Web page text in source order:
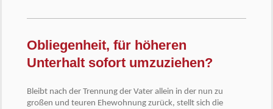
Obliegenheit, für höheren
Unterhalt sofort umzuziehen?
Bleibt nach der Trennung der Vater allein in der nun zu
großen und teuren Ehewohnung zurück, stellt sich die